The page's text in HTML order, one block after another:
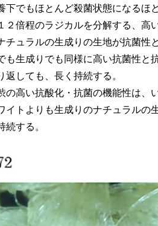
下でもほとんど殺菌状態になるほ
２倍程のラジカルを分解する、高
チュラルの生成りの生地が抗菌性
も生成りでも同様に高い抗菌性と
返しても、長く持続する。
の高い抗酸化・抗菌の機能性は、
イトよりも生成りのナチュラルの
する。